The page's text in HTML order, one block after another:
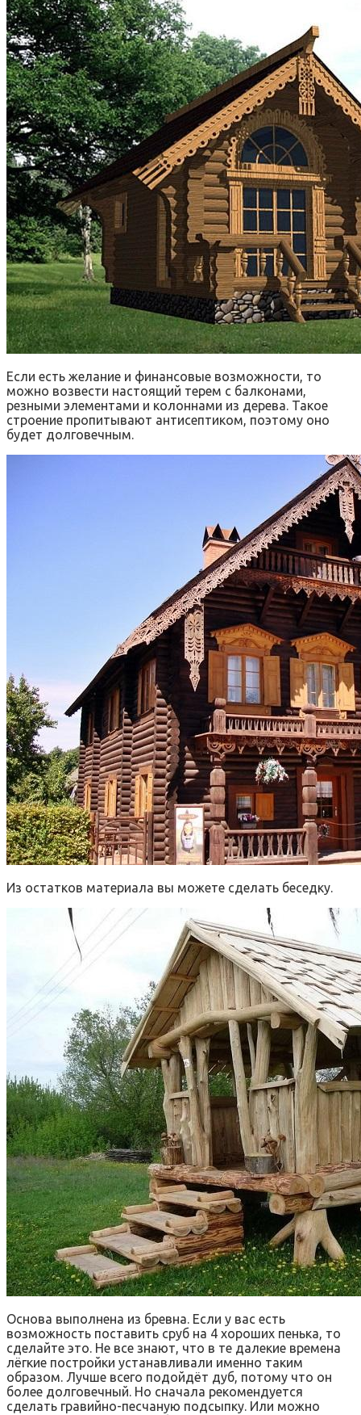
Если есть желание и финансовые возможности, то
можно возвести настоящий терем с балконами,
резными элементами и колоннами из дерева. Такое
строение пропитывают антисептиком, поэтому оно
будет долговечным.
Из остатков материала вы можете сделать беседку.
Основа выполнена из бревна. Если у вас есть
возможность поставить сруб на 4 хороших пенька, то
сделайте это. Не все знают, что в те далекие времена
лёгкие постройки устанавливали именно таким
образом. Лучше всего подойдёт дуб, потому что он
более долговечный. Но сначала рекомендуется
сделать гравийно-песчаную подсыпку. Или можно